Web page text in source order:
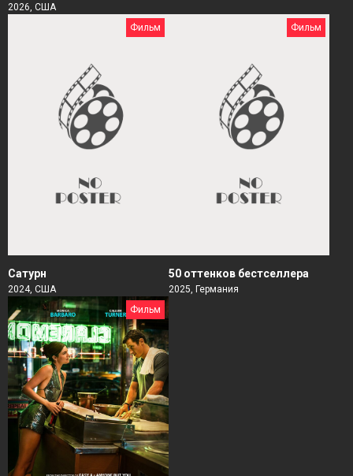
2026, США
Фильм
Сатурн
2024, США
Фильм
50 оттенков бестселлера
2025, Германия
Фильм